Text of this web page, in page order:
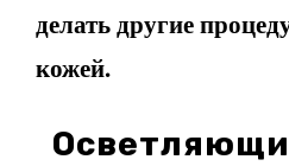
делать другие
кожей.